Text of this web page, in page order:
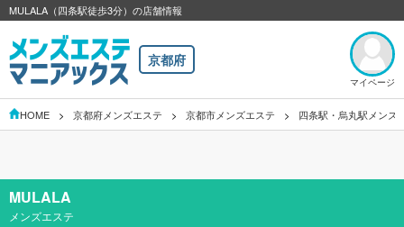
MULALA（四条駅徒歩3分）の店舗情報
京都府
マイページ
HOME 京都府メンズエステ 京都市メンズエステ 四条駅・烏丸駅メンズ
MULALA
メンズエステ